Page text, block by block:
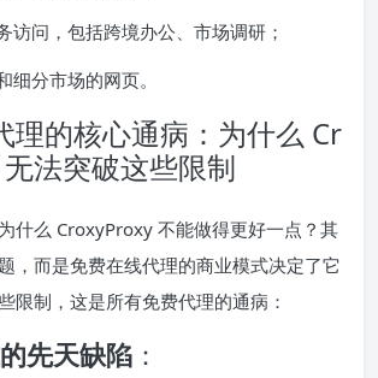
访问，包括跨境办公、市场调研；
分市场的网页。
理的核心通病：为什么 Cr
法突破这些限制
什么 CroxyProxy 不能做得更好一点？其
，而是免费在线代理的商业模式决定了它
限制，这是所有免费代理的通病：
先天缺陷 ：